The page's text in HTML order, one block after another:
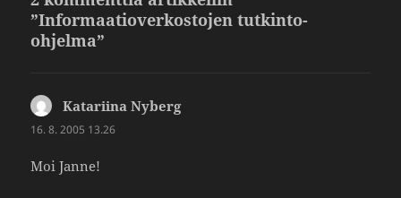
”Informaatioverkostojen tutkinto-
ohjelma”
Katariina Nybergsanoo:
16. 8. 2005 13.26
Moi Janne!